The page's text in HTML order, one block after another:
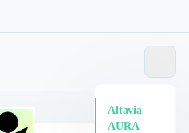
Altavia
AURA